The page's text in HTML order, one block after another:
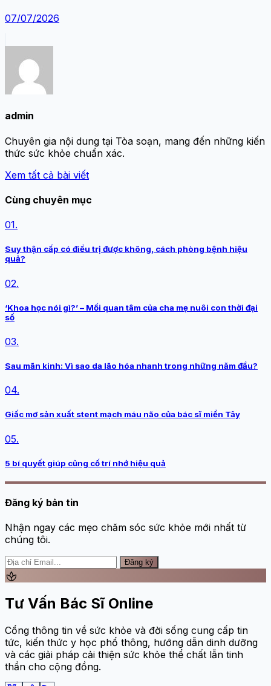
07/07/2026
admin
Chuyên gia nội dung tại Tòa soạn, mang đến những kiến
thức sức khỏe chuẩn xác.
Xem tất cả bài viết
Cùng chuyên mục
01.
Suy thận cấp có điều trị được không, cách phòng bệnh hiệu
quả?
02.
‘Khoa học nói gì?’ – Mối quan tâm của cha mẹ nuôi con thời đại
số
03.
Sau mãn kinh: Vì sao da lão hóa nhanh trong những năm đầu?
04.
Giấc mơ sản xuất stent mạch máu não của bác sĩ miền Tây
05.
5 bí quyết giúp củng cố trí nhớ hiệu quả
Đăng ký bản tin
Nhận ngay các mẹo chăm sóc sức khỏe mới nhất từ
chúng tôi.
Đăng ký
spa
Tư Vấn Bác Sĩ Online
Cổng thông tin về sức khỏe và đời sống cung cấp tin
tức, kiến thức y học phổ thông, hướng dẫn dinh dưỡng
và các giải pháp cải thiện sức khỏe thể chất lẫn tinh
thần cho cộng đồng.